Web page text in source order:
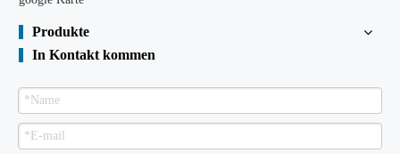
Produkte
In Kontakt kommen